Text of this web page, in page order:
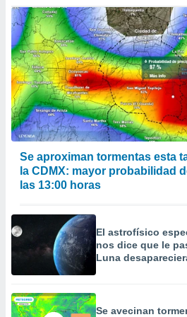
Se aproximan tormentas esta
la CDMX: mayor probabilidad
las 13:00 horas
El astrofísico
nos dice que le
Luna
Se avecinan